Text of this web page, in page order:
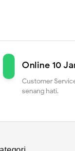
Online 10
Customer
senang hati.